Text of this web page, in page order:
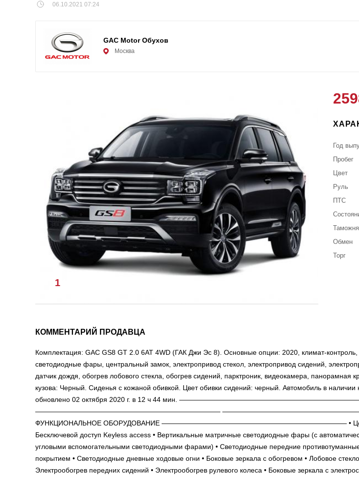
06.10.2021 07:24
GAC Motor Обухов
Москва
1
Год
Пробег
Цвет
Руль
ПТС
Таможня
Обмен
Торг
КОММЕНТАРИЙ ПРОДАВЦА
Комплектация: GAC GS8 GT 2.0 6AT 4WD (ГАК Джи Эс 8). Основные опции: 2020, климат-контроль,
светодиодные фары, центральный замок, электропривод стекол, электропривод сидений,
датчик дождя, обогрев лобового стекла, обогрев сидений, парктроник, видеокамера, панорамная
кузова: Черный. Сиденья с кожаной обивкой. Цвет обивки сидений: черный. Автомобиль в
обновлено 02 октября 2020 г. в 12 ч 44 мин.
———————————————————————————
ФУНКЦИОНАЛЬНОЕ ОБОРУДОВАНИЕ ——————————————————————————— •
Бесключевой доступ Keyless access • Вертикальные матричные светодиодные фары (с
угловыми вспомогательными светодиодными фарами) • Светодиодные передние
покрытием • Светодиодные дневные ходовые огни • Боковые зеркала с обогревом • Лобовое
Электрообогрев передних сидений • Электрообогрев рулевого колеса • Боковые зеркала с